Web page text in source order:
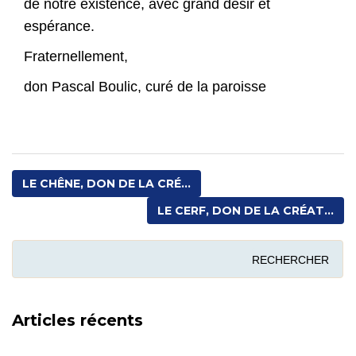
de notre existence, avec grand désir et
espérance.
Fraternellement,
don Pascal Boulic, curé de la paroisse
LE CHÊNE, DON DE LA CRÉ...
LE CERF, DON DE LA CRÉAT...
Articles récents